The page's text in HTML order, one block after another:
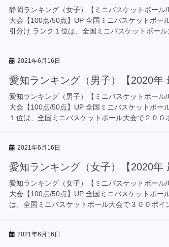
静岡ランキング（女子）【ミニバスケットボー
大会【100点/50点】UP 全国ミニバスケットボ
引分け ランク１位は、全国ミニバスケットボー
2021年6月16日
愛知ランキング（男子）【2020年
愛知ランキング（男子）【ミニバスケットボー
大会【100点/50点】UP 全国ミニバスケットボ
１位は、全国ミニバスケットボール大会で２０
2021年6月16日
愛知ランキング（女子）【2020年
愛知ランキング（女子）【ミニバスケットボー
大会【100点/50点】UP 全国ミニバスケットボ
は、全国ミニバスケットボール大会で３００ポ
2021年6月16日